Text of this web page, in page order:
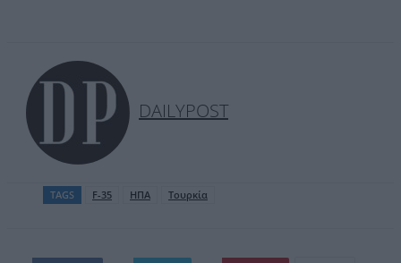
DAILYPOST
TAGS F-35 ΗΠΑ Τουρκία